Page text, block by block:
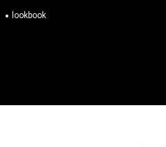
lookbook